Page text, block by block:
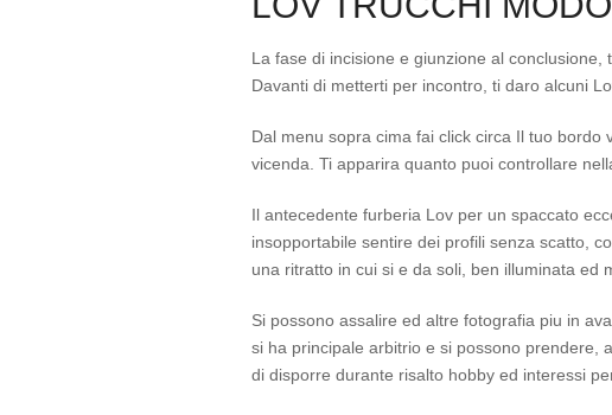
La fase di incisione e giunzione al
Davanti di metterti per incontro, ti daro alcuni
Dal menu sopra cima fai click circa Il tuo
vicenda. Ti apparira quanto puoi controllare
Il antecedente furberia Lov per un spaccato
insopportabile sentire dei profili senza scatto,
una ritratto in cui si e da soli, ben illuminata ed
Si possono assalire ed altre fotografia piu in
si ha principale arbitrio e si possono prendere,
di disporre durante risalto hobby ed interessi